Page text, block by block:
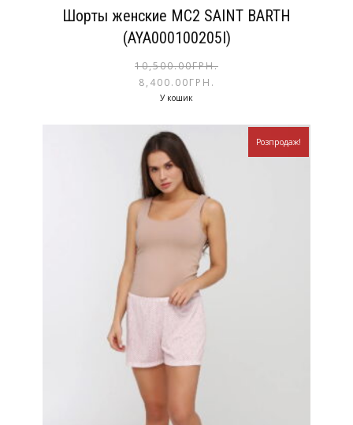
Шорты женские MC2 SAINT BARTH
(AYA000100205I)
10,500.00ГРН.
8,400.00ГРН.
У кошик
Розпродаж!